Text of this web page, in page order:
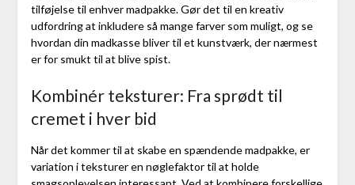
tilføjelse til enhver madpakke. Gør det til en kreativ
udfordring at inkludere så mange farver som muligt, og se
hvordan din madkasse bliver til et kunstværk, der nærmest
er for smukt til at blive spist.
Kombinér teksturer: Fra sprødt til
cremet i hver bid
Når det kommer til at skabe en spændende madpakke, er
variation i teksturer en nøglefaktor til at holde